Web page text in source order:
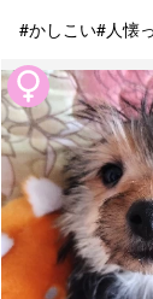
・毛質、毛色、体
無）･　　　　　　
生活に支障を及ば
遺伝子検査１項目
おりますが個体差
アレルギー性疾患
しつけ上の問題が
引き渡し後のサ
#かしこい#人懐